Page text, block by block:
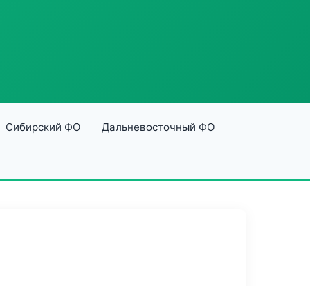
Сибирский ФО Дальневосточный ФО